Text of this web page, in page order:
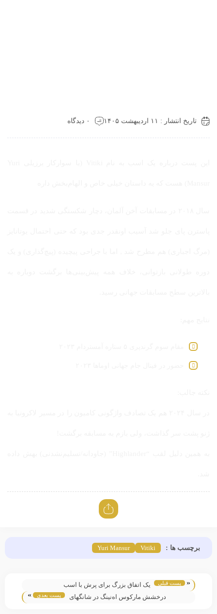
تاریخ انتشار : ۱۱ اردیبهشت ۱۴۰۵ ۰ دیدگاه
برچسب ها : Vitiki
Yuri Mansur
« پست قبلی
یک اتفاق بزرگ برای پرش با اسب
درخشش مارکوس اه‌نینگ در شانگهای
پست بعدی »